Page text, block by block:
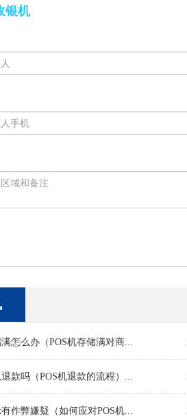
银机
怎么办（POS机存储满对商...
款吗（POS机退款的流程）...
作弊嫌疑（如何应对POS机...